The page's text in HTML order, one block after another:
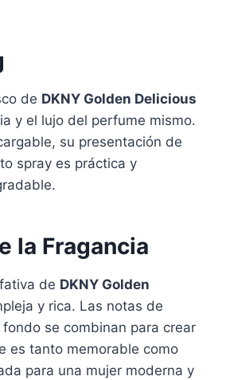
de DKNY Golden Delicious
y el lujo del perfume mismo.
su presentación de
spray es práctica y
la Fragancia
de DKNY Golden
y rica. Las notas de
se combinan para crear
es tanto memorable como
para una mujer moderna y